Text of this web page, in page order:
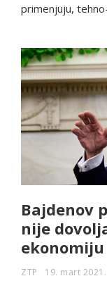
primenjuju,
Bajdenov
nije
ekonomiju
ZTP 19. mart 2021.